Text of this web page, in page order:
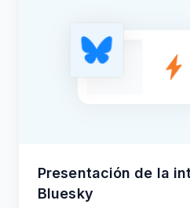
Presentación de la
Bluesky